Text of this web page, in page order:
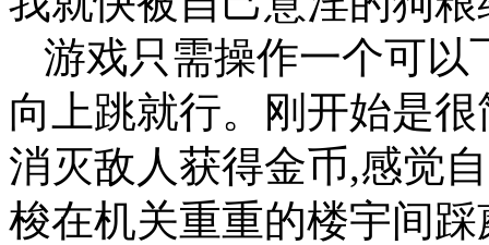
游戏只需操作一个可以
向上跳就行。刚开始是
消灭敌人获得金币,感觉
梭在机关重重的楼宇间踩